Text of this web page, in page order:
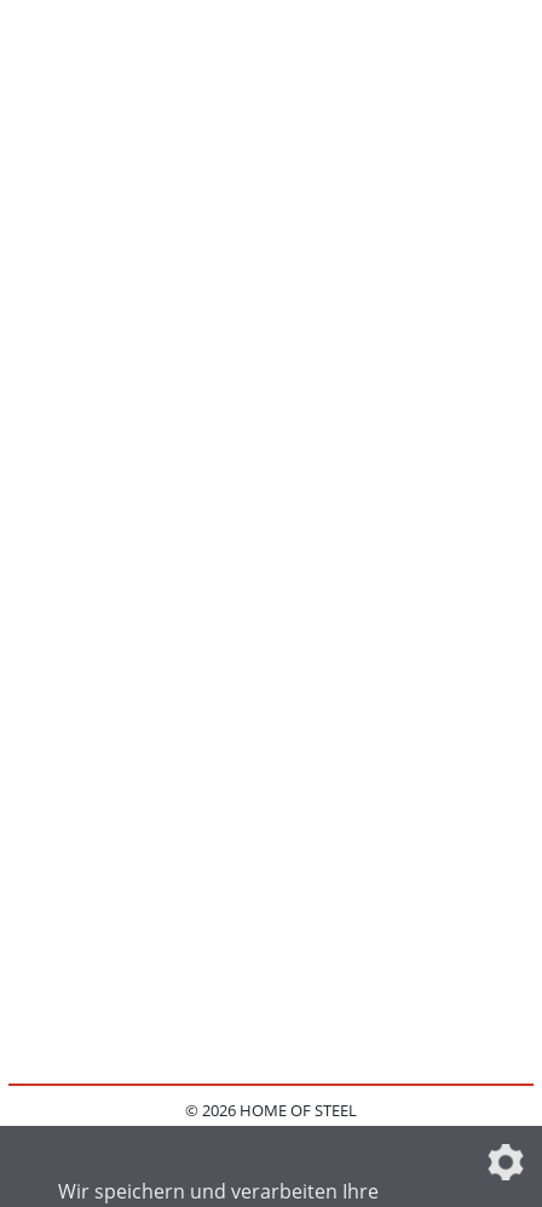
© 2026 HOME OF STEEL
IMPRESSUM
FAQ
DATENSCHUTZEINSTELLUNGEN
Wir speichern und verarbeiten Ihre